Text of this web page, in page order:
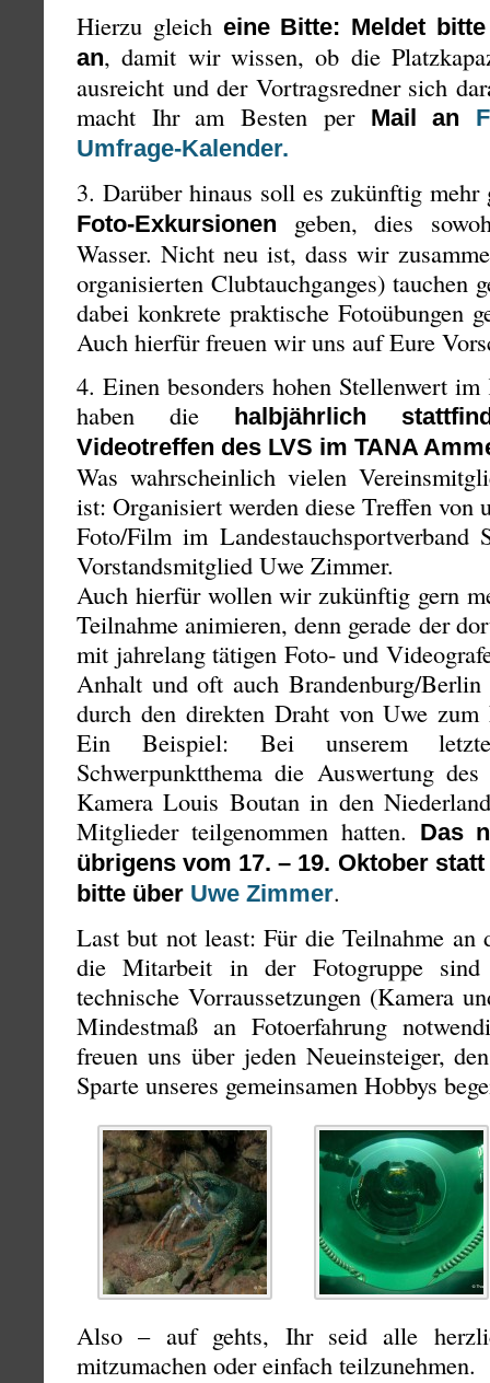
Hierzu gleich eine Bitte: Meldet
an, damit wir wissen, ob die
ausreicht und der Vortragsredner sich
macht Ihr am Besten per Mail an
Umfrage-Kalender.
3. Darüber hinaus soll es zukünftig mehr
Foto-Exkursionen
geben, dies
Wasser. Nicht neu ist, dass wir
organisierten Clubtauchganges) tauchen
dabei konkrete praktische Fotoübungen
Auch hierfür freuen wir uns auf Eure
4. Einen besonders hohen Stellenwert
haben die
halbjährlich
Videotreffen des LVS im TANA
Was wahrscheinlich vielen
ist: Organisiert werden diese Treffen von
Foto/Film im Landestauchsportverband
Vorstandsmitglied Uwe Zimmer.
Auch hierfür wollen wir zukünftig gern
Teilnahme animieren, denn gerade der
mit jahrelang tätigen Foto- und
Anhalt und oft auch Brandenburg/
durch den direkten Draht von Uwe
Ein Beispiel: Bei unserem
Schwerpunktthema die Auswertung des
Kamera Louis Boutan in den
Mitglieder teilgenommen hatten. Das
übrigens vom 17. – 19. Oktober
bitte über Uwe Zimmer.
Last but not least: Für die Teilnahme an
die Mitarbeit in der Fotogruppe sind
technische Vorraussetzungen (Kamera
Mindestmaß an Fotoerfahrung
freuen uns über jeden Neueinsteiger,
Sparte unseres gemeinsamen Hobbys
Also – auf gehts, Ihr seid alle
mitzumachen oder einfach teilzunehmen.